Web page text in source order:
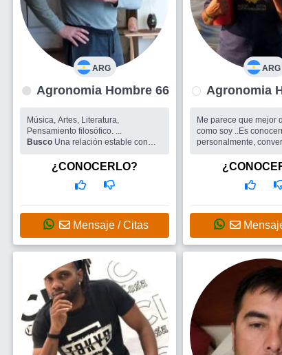
ARG
Agronomia Hombre 66
Música, Artes, Literatura,
Pensamiento filosófico. ...
Busco Una relación estable con
comprometidas y prolongadas
¿CONOCERLO?
Mensaje / Citas
ARG
Me parece que mejor
como soy ..Es
personalmente,
que soy y no pido mas
doy.... Realizo
Una Mujer
los míos . !!! Te
no pido mas de lo que